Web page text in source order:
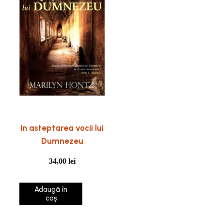
In asteptarea vocii lui
Dumnezeu
34,00 lei
Adaugă în
coș